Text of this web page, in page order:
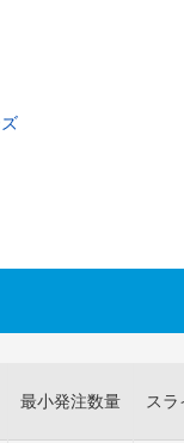
最小発注数量 ス